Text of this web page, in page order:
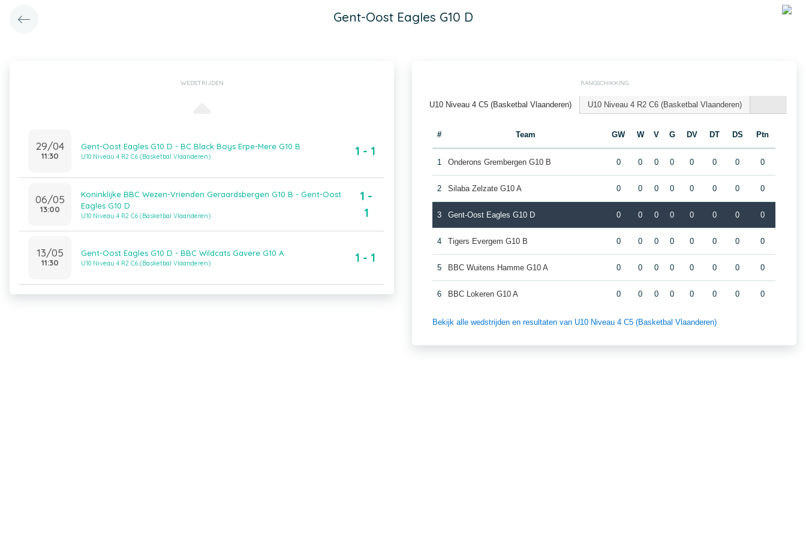
Gent-Oost Eagles G10 D
WEDSTRIJDEN
29/04
11:30
Gent-Oost Eagles G10 D - BC Black Boys Erpe-Mere G10 B
U10 Niveau 4 R2 C6 (Basketbal Vlaanderen) 1 - 1
06/05
13:00
Koninklijke BBC Wezen-Vrienden Geraardsbergen G10 B - Gent-Oost
Eagles G10 D
U10 Niveau 4 R2 C6 (Basketbal Vlaanderen)
1 -
1
13/05
11:30
Gent-Oost Eagles G10 D - BBC Wildcats Gavere G10 A
U10 Niveau 4 R2 C6 (Basketbal Vlaanderen) 1 - 1
RANGSCHIKKING
U10 Niveau 4 C5 (Basketbal Vlaanderen) U10 Niveau 4 R2 C6 (Basketbal Vlaanderen)
# Team GW W V G DV DT DS Ptn
1 Onderons Grembergen G10 B 0 0 0 0 0 0 0 0
2 Silaba Zelzate G10 A 0 0 0 0 0 0 0 0
3 Gent-Oost Eagles G10 D 0 0 0 0 0 0 0 0
4 Tigers Evergem G10 B 0 0 0 0 0 0 0 0
5 BBC Wuitens Hamme G10 A 0 0 0 0 0 0 0 0
6 BBC Lokeren G10 A 0 0 0 0 0 0 0 0
Bekijk alle wedstrijden en resultaten van U10 Niveau 4 C5 (Basketbal Vlaanderen)